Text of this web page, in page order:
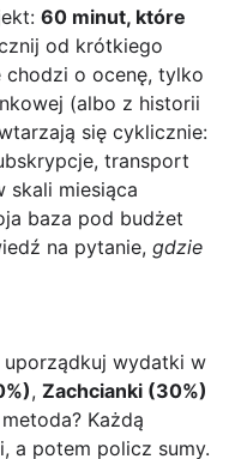
60 minut, które
od krótkiego
o ocenę, tylko
(albo z historii
się cyklicznie:
transport
skali miesiąca
baza pod budżet
na pytanie, gdzie
uporządkuj wydatki w
, Zachcianki (30%)
Każdą
a potem policz sumy.